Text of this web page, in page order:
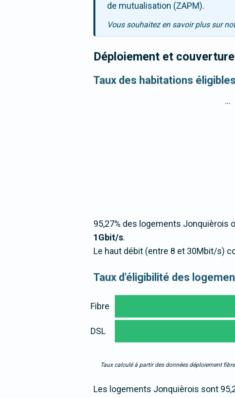
de mutualisation (ZAPM).
Vous souhaitez en savoir plus sur
Déploiement et
Taux des habitations
...
95,27% des logements Jonquièrois
1Gbit/s.
Le haut débit (entre 8 et 30Mbit/s)
Taux d'éligibilité des
Fibre
DSL
Taux calculé à partir des données déploiement
Les logements Jonquièrois sont